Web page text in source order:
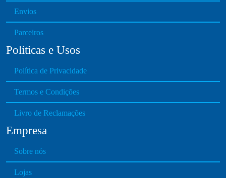
Envios
Parceiros
Políticas e Usos
Política de Privacidade
Termos e Condições
Livro de Reclamações
Empresa
Sobre nós
Lojas